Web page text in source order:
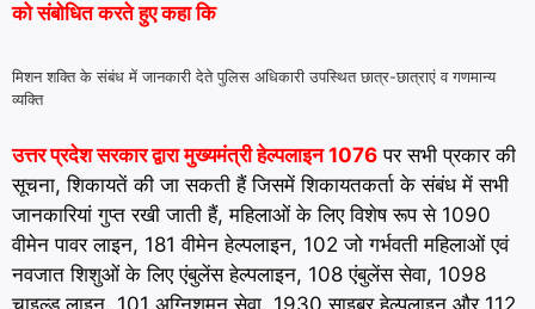
को संबोधित करते हुए कहा कि
मिशन शक्ति के संबंध में जानकारी देते पुलिस अधिकारी उपस्थित छात्र-छात्राएं व गणमान्य
व्यक्ति
उत्तर प्रदेश सरकार द्वारा मुख्यमंत्री हेल्पलाइन 1076 पर सभी प्रकार की
सूचना, शिकायतें की जा सकती हैं जिसमें शिकायतकर्ता के संबंध में सभी
जानकारियां गुप्त रखी जाती हैं, महिलाओं के लिए विशेष रूप से 1090
वीमेन पावर लाइन, 181 वीमेन हेल्पलाइन, 102 जो गर्भवती महिलाओं एवं
नवजात शिशुओं के लिए एंबुलेंस हेल्पलाइन, 108 एंबुलेंस सेवा, 1098
चाइल्ड लाइन, 101 अग्निशमन सेवा, 1930 साइबर हेल्पलाइन और 112